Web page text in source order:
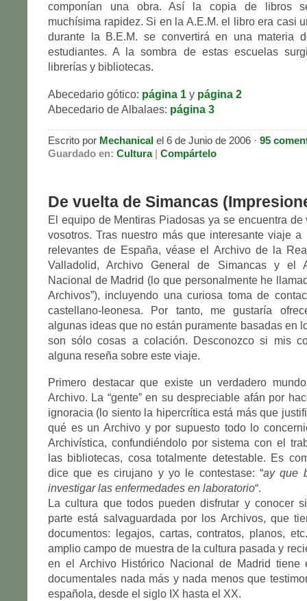
componían una obra. Así la copia de libros
muchísima rapidez. Si en la A.E.M. el libro era casi
durante la B.E.M. se convertirá en una materia
estudiantes. A la sombra de estas escuelas
librerías y bibliotecas.
Abecedario gótico: página 1 y página 2
Abecedario de Albalaes: página 3
Escrito por Mechanical el 6 de Junio de 2006 · 95
Guardado en: Cultura| Compártelo
De vuelta de Simancas
El equipo de Mentiras Piadosas ya se encuentra de
vosotros. Tras nuestro más que interesante viaje a
relevantes de España, véase el Archivo de la
Valladolid, Archivo General de Simancas y el
Nacional de Madrid (lo que personalmente he
Archivos”), incluyendo una curiosa toma de
castellano-leonesa. Por tanto, me gustaría
algunas ideas que no están puramente basadas en
son sólo cosas a colación. Desconozco si mis
alguna reseña sobre este viaje.
Primero destacar que existe un verdadero
Archivo. La “gente” en su despreciable afán por
ignoracia (lo siento la hipercrítica está más que
qué es un Archivo y por supuesto todo lo
Archivística, confundiéndolo por sistema con el
las bibliotecas, cosa totalmente detestable. Es
dice que es cirujano y yo le contestase: “ay que
investigar las enfermedades en laboratorio“.
La cultura que todos pueden disfrutar y conocer
parte está salvaguardada por los Archivos, que
documentos: legajos, cartas, contratos, planos,
amplio campo de muestra de la cultura pasada y
en el Archivo Histórico Nacional de Madrid tiene
documentales nada más y nada menos que
española, desde el siglo IX hasta el XX.